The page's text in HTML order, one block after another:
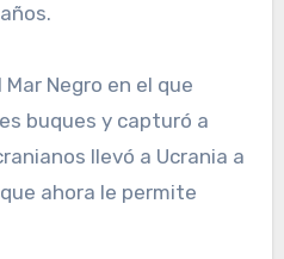
Negro en el que
buques y capturó a
llevó a Ucrania a
ahora le permite